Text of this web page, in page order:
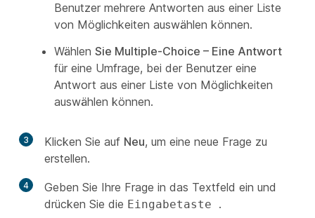
Benutzer mehrere Antworten aus einer Liste
von Möglichkeiten auswählen können.
Wählen Sie Multiple-Choice – Eine Antwort
für eine Umfrage, bei der Benutzer eine
Antwort aus einer Liste von Möglichkeiten
auswählen können.
3 Klicken Sie auf Neu, um eine neue Frage zu
erstellen.
4
Geben Sie Ihre Frage in das Textfeld ein und
drücken Sie die Eingabetaste .